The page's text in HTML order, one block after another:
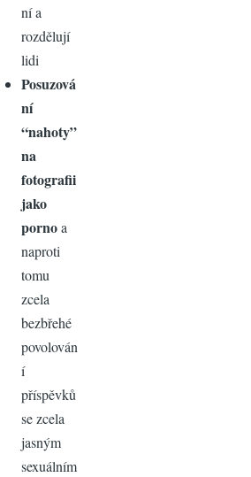
ní a
rozdělují
lidi
Posuzová
ní
“nahoty”
na
fotografii
jako
pornoa
naproti
tomu
zcela
bezbřehé
povolován
í
příspěvků
se zcela
jasným
sexuálním